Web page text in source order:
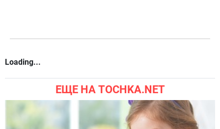
Loading...
ЕЩЕ НА TOCHKA.NET